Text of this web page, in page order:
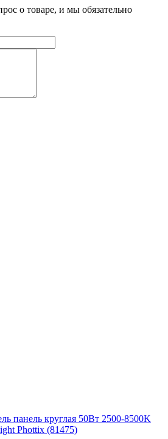
о товаре, и мы обязательно
панель круглая 50Вт 2500-8500K
Phottix (81475)